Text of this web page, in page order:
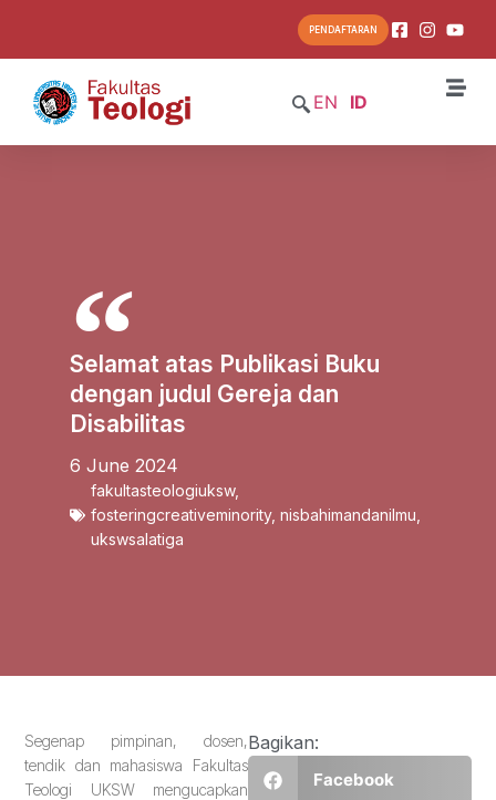
PENDAFTARAN
EN ID
Selamat atas Publikasi Buku
dengan judul Gereja dan
Disabilitas
6 June 2024
fakultasteologiuksw,
fosteringcreativeminority, nisbahimandanilmu
ukswsalatiga
Segenap pimpinan, dosen,
tendik dan mahasiswa Fakultas
Teologi UKSW mengucapkan
Bagikan:
Facebook